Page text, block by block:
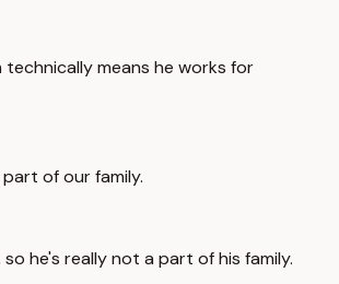
technically means he works for
of our family.
he's really not a part of his family.